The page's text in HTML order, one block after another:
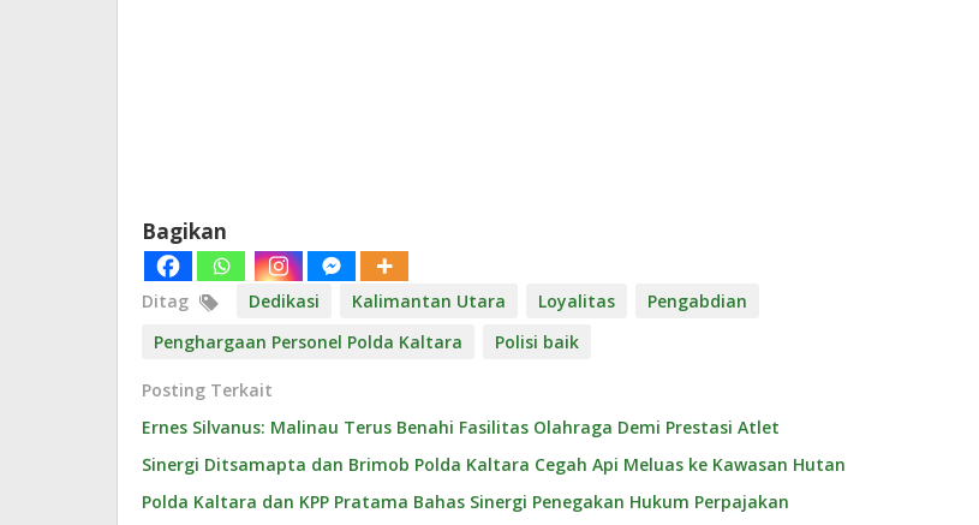
Bagikan
Ditag Dedikasi Kalimantan Utara Loyalitas
Pengabdian
Penghargaan Personel Polda Kaltara
Polisi baik
Posting Terkait
Ernes Silvanus: Malinau Terus Benahi Fasilitas Olahraga Demi Prestasi Atlet
Sinergi Ditsamapta dan Brimob Polda Kaltara Cegah Api Meluas ke Kawasan Hutan
Polda Kaltara dan KPP Pratama Bahas Sinergi Penegakan Hukum Perpajakan